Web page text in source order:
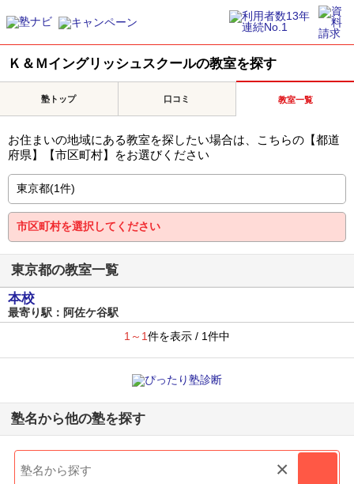
Ｋ＆Ｍイングリッシュスクールの教室を探す
塾トップ 口コミ 教室一覧
お住まいの地域にある教室を探したい場合は、こちらの【都道
府県】【市区町村】をお選びください
東京都の教室一覧
本校
最寄り駅：阿佐ケ谷駅
1～1件を表示 / 1件中
塾名から他の塾を探す
×